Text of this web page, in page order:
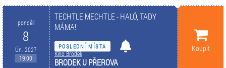
pondělí
8
Ún. 2027
19:00
TECHTLE MECHTLE - HALÓ, TADY
MÁMA!
POSLEDNÍ MÍSTA
Kino Brodek
BRODEK U PŘEROVA
Koupit